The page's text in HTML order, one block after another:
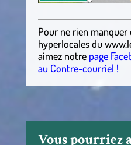
Pour ne rien manquer
hyperlocalesdu
aimez notre page
au Contre-courriel !
Vous pourriez